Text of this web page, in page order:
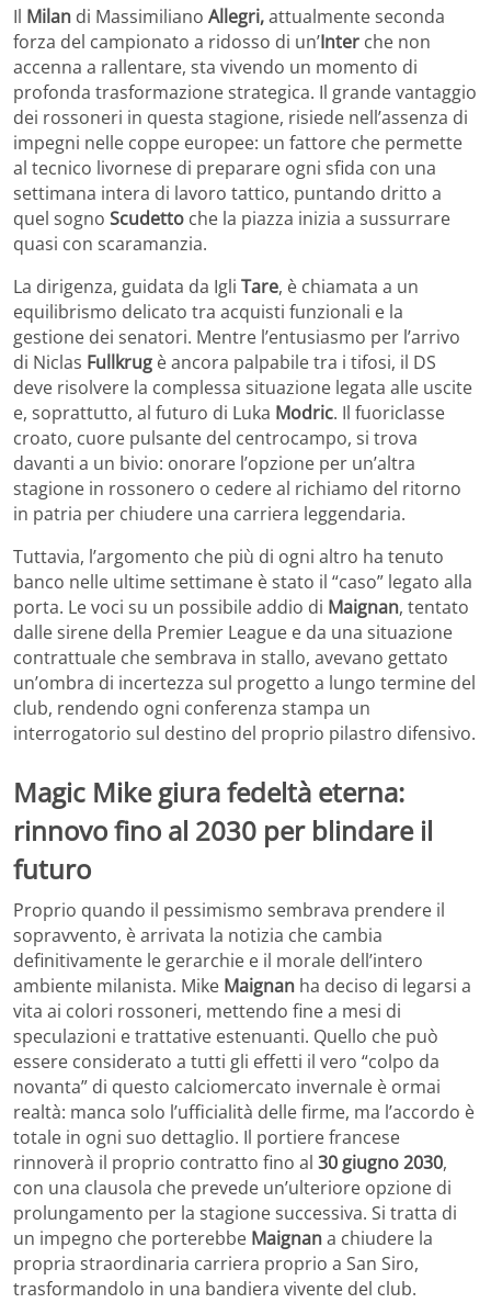
Il Milan di Massimiliano Allegri,attualmente seconda
forza del campionato a ridosso di un’Inter che non
accenna a rallentare, sta vivendo un momento di
profonda trasformazione strategica. Il grande vantaggio
dei rossoneri in questa stagione, risiede nell’assenza di
impegni nelle coppe europee: un fattore che permette
al tecnico livornese di preparare ogni sfida con una
settimana intera di lavoro tattico, puntando dritto a
quel sogno Scudetto che la piazza inizia a sussurrare
quasi con scaramanzia.
La dirigenza, guidata da Igli Tare, è chiamata a un
equilibrismo delicato tra acquisti funzionali e la
gestione dei senatori. Mentre l’entusiasmo per l’arrivo
di Niclas Fullkrug è ancora palpabile tra i tifosi, il DS
deve risolvere la complessa situazione legata alle uscite
e, soprattutto, al futuro di Luka Modric. Il fuoriclasse
croato, cuore pulsante del centrocampo, si trova
davanti a un bivio: onorare l’opzione per un’altra
stagione in rossonero o cedere al richiamo del ritorno
in patria per chiudere una carriera leggendaria.
Tuttavia, l’argomento che più di ogni altro ha tenuto
banco nelle ultime settimane è stato il “caso” legato alla
porta. Le voci su un possibile addio di Maignan, tentato
dalle sirene della Premier League e da una situazione
contrattuale che sembrava in stallo, avevano gettato
un’ombra di incertezza sul progetto a lungo termine del
club, rendendo ogni conferenza stampa un
interrogatorio sul destino del proprio pilastro difensivo.
Magic Mike giura fedeltà eterna:
rinnovo fino al 2030 per blindare il
futuro
Proprio quando il pessimismo sembrava prendere il
sopravvento, è arrivata la notizia che cambia
definitivamente le gerarchie e il morale dell’intero
ambiente milanista. Mike Maignan ha deciso di legarsi a
vita ai colori rossoneri, mettendo fine a mesi di
speculazioni e trattative estenuanti. Quello che può
essere considerato a tutti gli effetti il vero “colpo da
novanta” di questo calciomercato invernale è ormai
realtà: manca solo l’ufficialità delle firme, ma l’accordo è
totale in ogni suo dettaglio. Il portiere francese
rinnoverà il proprio contratto fino al 30 giugno 2030,
con una clausola che prevede un’ulteriore opzione di
prolungamento per la stagione successiva. Si tratta di
un impegno che porterebbe Maignana chiudere la
propria straordinaria carriera proprio a San Siro,
trasformandolo in una bandiera vivente del club.